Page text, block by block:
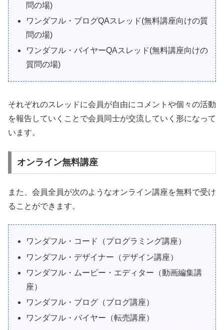
問の場)
ワンダフル・ブログQAスレッド(無料講座向けの質
問の場)
ワンダフル・バイヤーQAスレッド(無料講座向けの
質問の場)
それぞれのスレッドに会員が自由にコメントや個々の活動
を報告していくことで会員同士が交流していく形になって
います。
オンライン無料講座
また、会員全員が次のようなオンライン講座を無料で受け
ることができます。
ワンダフル・コード（プログラミング講座）
ワンダフル・デザイナー（デザイン講座）
ワンダフル・ムービー・エディター（動画編集講
座）
ワンダフル・ブログ（ブログ講座）
ワンダフル・バイヤー（転売講座）